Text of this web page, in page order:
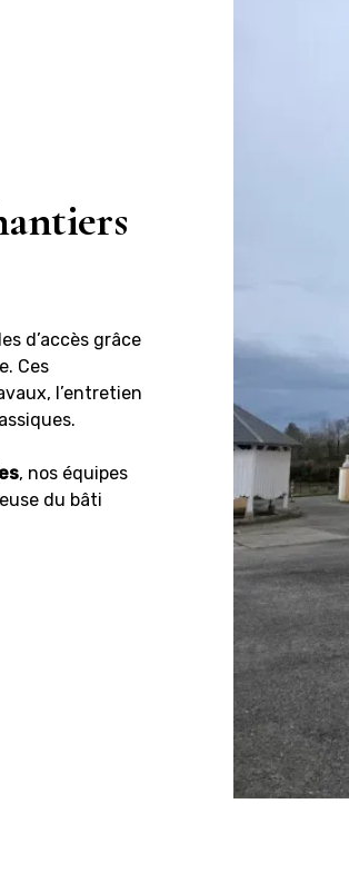
d’accès grâce
Ces
l’entretien
, nos équipes
du bâti